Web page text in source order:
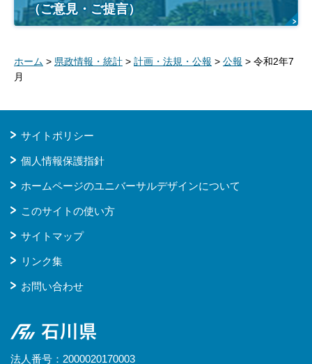
（ご意見・ご提言）
ホーム > 県政情報・統計 > 計画・法規・公報 > 公報 > 令和2年7
月
サイトポリシー
個人情報保護指針
ホームページのユニバーサルデザインについて
このサイトの使い方
サイトマップ
リンク集
お問い合わせ
石川県
法人番号：2000020170003